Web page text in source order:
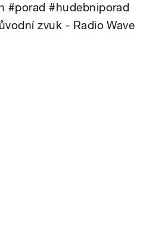
#porad #hudebniporad
zvuk - Radio Wave